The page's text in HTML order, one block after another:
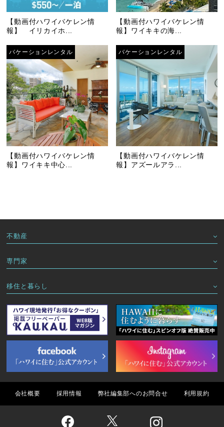
【動画付ハワイバケレン情
報】 イリカイホ...
【動画付ハワイバケレン情
報】ワイキキの海...
バケーションレンタル
【動画付ハワイバケレン情
報】ワイキキ中心...
バケーションレンタル
【動画付ハワイバケレン情
報】アズールアラ...
不動産
専門家
移住と暮らし
会社概要 採用情報 弊社編集部へのお問合せ 利用規約